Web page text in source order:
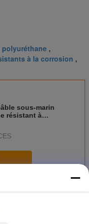
,
à la corrosion ,
sous-marin
résistant à